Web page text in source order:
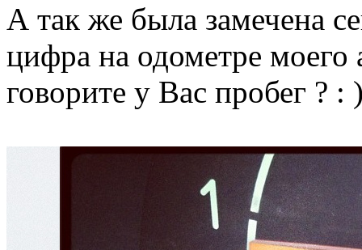
А так же была замечена
цифра на одометре моего
говорите у Вас пробег ? :